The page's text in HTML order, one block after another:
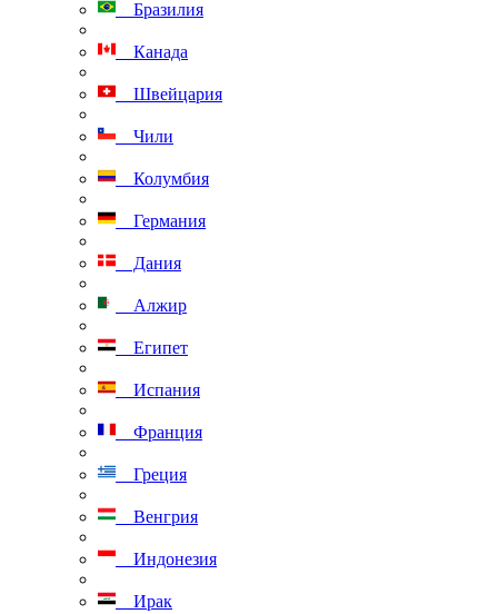
Бразилия
Канада
Швейцария
Чили
Колумбия
Германия
Дания
Алжир
Египет
Испания
Франция
Греция
Венгрия
Индонезия
Ирак